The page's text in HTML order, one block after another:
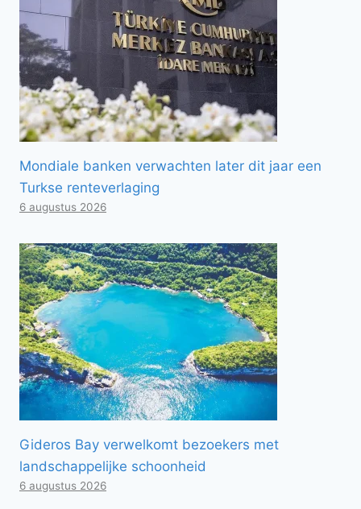
Mondiale banken verwachten later dit jaar een
Turkse renteverlaging
6 augustus 2026
Gideros Bay verwelkomt bezoekers met
landschappelijke schoonheid
6 augustus 2026